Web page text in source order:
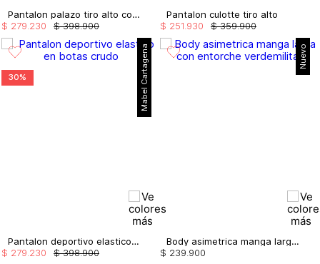
Pantalon palazo tiro alto con tira doble
$ 398.900
$ 279 230
Pantalon culotte tiro alto
$ 359.900
$ 251 930
Mabel Cartagena
30%
Pantalon deportivo elastico en botas
$ 398.900
$ 279.230
Nuevo
Body asimetrica manga larga con entorche
$ 239.900